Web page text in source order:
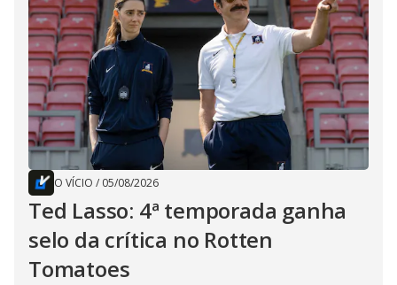
O VÍCIO / 05/08/2026
Ted Lasso: 4ª temporada ganha
selo da crítica no Rotten
Tomatoes